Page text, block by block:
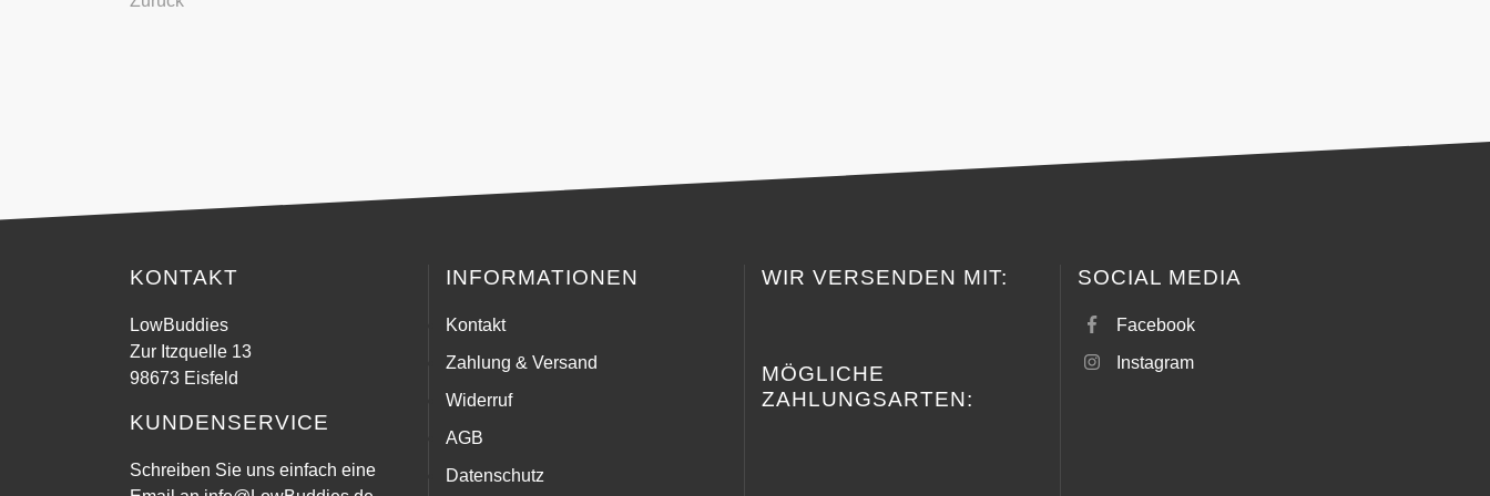
KONTAKT
LowBuddies
Zur Itzquelle 13
98673 Eisfeld
KUNDENSERVICE
Schreiben Sie uns einfach eine
INFORMATIONEN
Kontakt
Zahlung & Versand
Widerruf
AGB
Datenschutz
WIR VERSENDEN MIT:
MÖGLICHE
ZAHLUNGSARTEN:
SOCIAL MEDIA
Facebook
Instagram